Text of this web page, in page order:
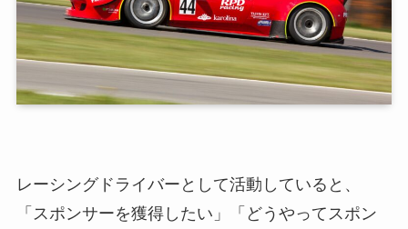
レーシングドライバーとして活動していると、
「スポンサーを獲得したい」「どうやってスポン